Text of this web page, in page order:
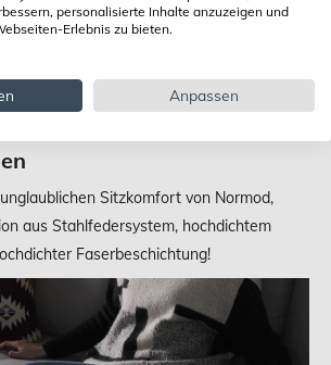
Sitzkomfort von Normod,
aus Stahlfedersystem, hochdichtem
Faserbeschichtung!
personalisierte Inhalte anzuzeigen und
Erlebnis zu bieten.
Anpassen